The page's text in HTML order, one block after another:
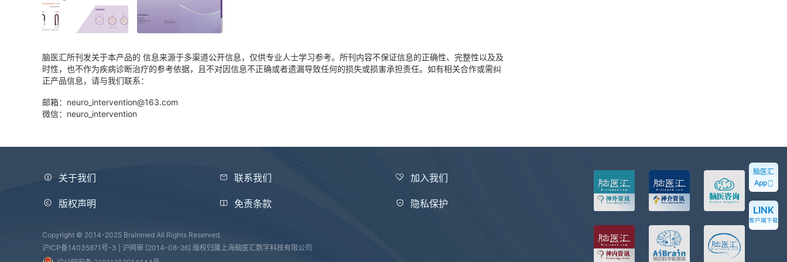
脑医汇所刊发关于本产品的 信息来源于多渠道公开信息，仅供专业人士学习参考。所刊内容不保证信息的正确性、完整性以及及
时性，也不作为疾病诊断治疗的参考依据，且不对因信息不正确或者遗漏导致任何的损失或损害承担责任。如有相关合作或需纠
正产品信息，请与我们联系：
邮箱：neuro_intervention@163.com
微信：neuro_intervention
关于我们 联系我们 加入我们
版权声明 免责条款 隐私保护
Copyright © 2014-2025 Brainmed All Rights Reserved.
沪ICP备14035871号-3 | 沪网审 [2014-08-26] 版权归属上海脑医汇数字科技有限公司
脑医汇
App
LINK
客户端下载